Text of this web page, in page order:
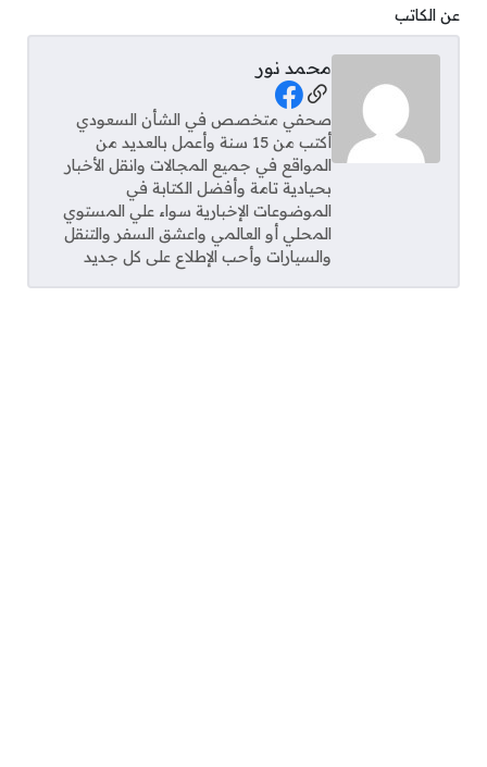
عن الكاتب
محمد نور
Social Links
صحفي متخصص في الشأن السعودي
أكتب من 15 سنة وأعمل بالعديد من
المواقع في جميع المجالات وانقل الأخبار
بحيادية تامة وأفضل الكتابة في
الموضوعات الإخبارية سواء علي المستوي
المحلي أو العالمي واعشق السفر والتنقل
والسيارات وأحب الإطلاع على كل جديد